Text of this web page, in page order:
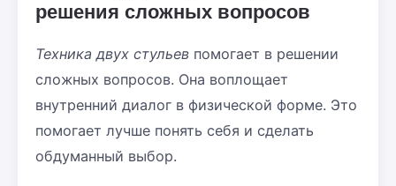
решения сложных вопросов
Техника двух стульев помогает в решении
сложных вопросов. Она воплощает
внутренний диалог в физической форме. Это
помогает лучше понять себя и сделать
обдуманный выбор.